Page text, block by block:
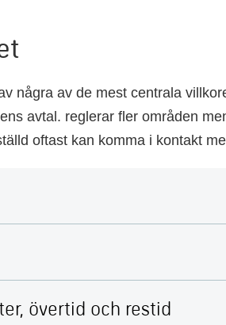
några av de mest centrala
avtal. reglerar fler områden
oftast kan komma i kontakt
övertid och restid